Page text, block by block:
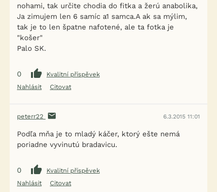
nohami, tak určite chodia do fitka a žerú anabolika,
Ja zimujem len 6 samíc a1 samca.A ak sa mýlim,
tak je to len špatne nafotené, ale ta fotka je
"košer"
Palo SK.
0
Kvalitní příspěvek
Nahlásit
Citovat
peterr22 6.3.2015 11:01
Podľa mňa je to mladý káčer, ktorý ešte nemá
poriadne vyvinutú bradavicu.
0
Kvalitní příspěvek
Nahlásit
Citovat